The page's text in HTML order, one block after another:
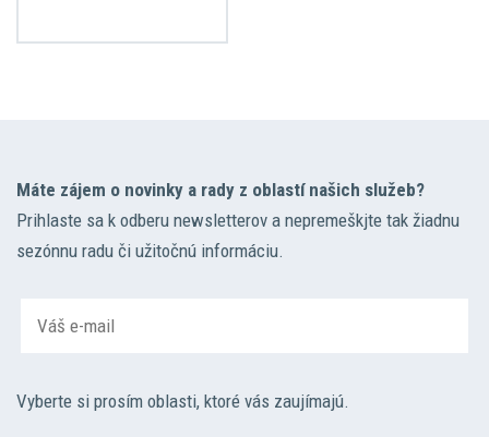
Máte zájem o novinky a rady z oblastí našich služeb?
Prihlaste sa k odberu newsletterov a nepremeškjte tak žiadnu
sezónnu radu či užitočnú informáciu.
Vyberte si prosím oblasti, ktoré vás zaujímajú.